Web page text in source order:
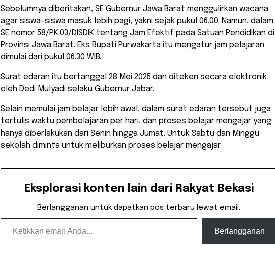
Sebelumnya diberitakan, SE Gubernur Jawa Barat menggulirkan wacana
agar siswa-siswa masuk lebih pagi, yakni sejak pukul 06.00. Namun, dalam
SE nomor 58/PK.03/DISDIK tentang Jam Efektif pada Satuan Pendidikan di
Provinsi Jawa Barat. Eks Bupati Purwakarta itu mengatur jam pelajaran
dimulai dari pukul 06.30 WIB.
Surat edaran itu bertanggal 28 Mei 2025 dan diteken secara elektronik
oleh Dedi Mulyadi selaku Gubernur Jabar.
Selain memulai jam belajar lebih awal, dalam surat edaran tersebut juga
tertulis waktu pembelajaran per hari, dan proses belajar mengajar yang
hanya diberlakukan dari Senin hingga Jumat. Untuk Sabtu dan Minggu
sekolah diminta untuk meliburkan proses belajar mengajar.
Eksplorasi konten lain dari Rakyat Bekasi
Berlangganan untuk dapatkan pos terbaru lewat email.
Ketikkan email Anda...
Berlangganan